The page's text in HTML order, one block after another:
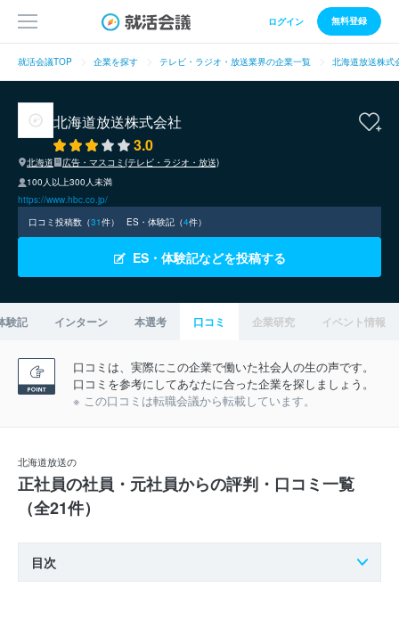
ログイン 無料登録
就活会議TOP 企業を探す テレビ・ラジオ・放送業界の企業一覧 北海道放送株式
北海道放送株式会社
3.0
北海道
広告・マスコミ(テレビ・ラジオ・放送)
100人以上300人未満
https://www.hbc.co.jp/
口コミ投稿数（31件） ES・体験記（4件）
ES・体験記などを投稿する
験記 インターン 本選考 口コミ 企業研究 イベント情報
口コミは、実際にこの企業で働いた社会人の生の声です。
口コミを参考にしてあなたに合った企業を探しましょう。
※ この口コミは転職会議から転載しています。
北海道放送の
正社員の社員・元社員からの評判・口コミ一覧
（全21件）
目次